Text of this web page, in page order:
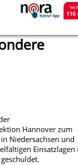
Hannover zum
Niedersachsen und
Einsatzlagen